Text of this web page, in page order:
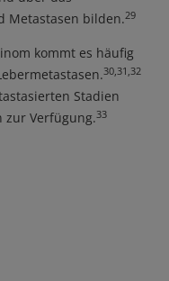
Metastasen bilden.29
kommt es häufig
30,31,32
Stadien
zur Verfügung.33